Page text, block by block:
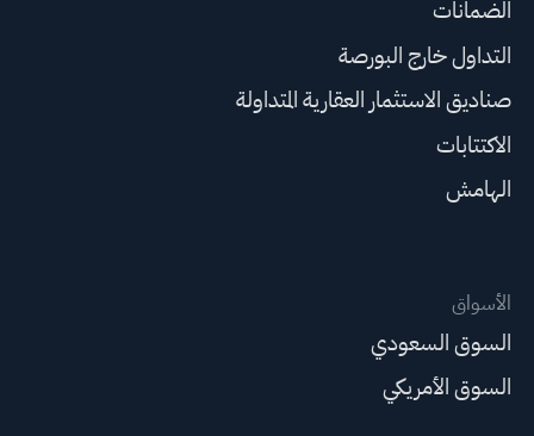
الضمانات
التداول خارج البورصة
صناديق الاستثمار العقارية المتداولة
الاكتتابات
الهامش
الأسواق
السوق السعودي
السوق الأمريكي